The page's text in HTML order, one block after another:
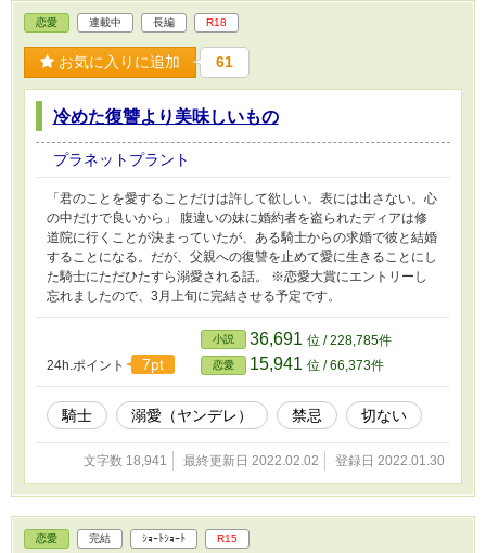
恋愛 連載中 長編 R18
お気に入りに追加 61
冷めた復讐より美味しいもの
プラネットプラント
「君のことを愛することだけは許して欲しい。表には出さない。心
の中だけで良いから」 腹違いの妹に婚約者を盗られたディアは修
道院に行くことが決まっていたが、ある騎士からの求婚で彼と結婚
することになる。だが、父親への復讐を止めて愛に生きることにし
た騎士にただひたすら溺愛される話。 ※恋愛大賞にエントリーし
忘れましたので、3月上旬に完結させる予定です。
24h.ポイント 7pt
小説 36,691 位 / 228,785件
恋愛 15,941 位 / 66,373件
騎士 溺愛（ヤンデレ） 禁忌 切ない
文字数 18,941 最終更新日 2022.02.02 登録日 2022.01.30
恋愛 完結 ｼｮｰﾄｼｮｰﾄ R15